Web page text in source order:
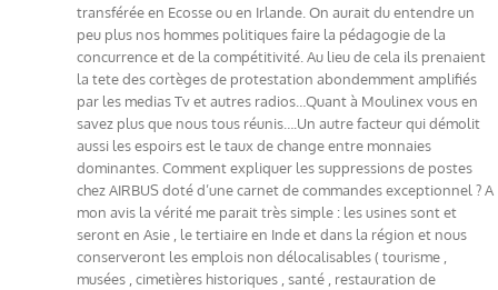
transférée en Ecosse ou en Irlande. On aurait du entendre un
peu plus nos hommes politiques faire la pédagogie de la
concurrence et de la compétitivité. Au lieu de cela ils prenaient
la tete des cortèges de protestation abondemment amplifiés
par les medias Tv et autres radios…Quant à Moulinex vous en
savez plus que nous tous réunis….Un autre facteur qui démolit
aussi les espoirs est le taux de change entre monnaies
dominantes. Comment expliquer les suppressions de postes
chez AIRBUS doté d’une carnet de commandes exceptionnel ? A
mon avis la vérité me parait très simple : les usines sont et
seront en Asie , le tertiaire en Inde et dans la région et nous
conserveront les emplois non délocalisables ( tourisme ,
musées , cimetières historiques , santé , restauration de